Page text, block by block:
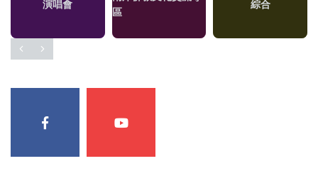
演唱會
區
綜合